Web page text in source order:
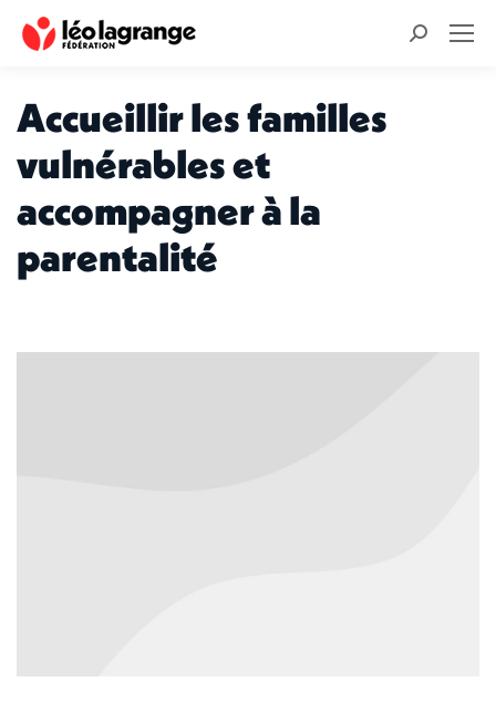
Recherche
Accueillir les familles
vulnérables et
accompagner à la
parentalité